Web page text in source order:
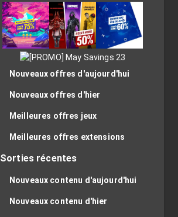
Nouveaux offres d'aujourd'hui
Nouveaux offres d'hier
Meilleures offres jeux
Meilleures offres extensions
Sorties récentes
Nouveaux contenu d'aujourd'hui
Nouveaux contenu d'hier